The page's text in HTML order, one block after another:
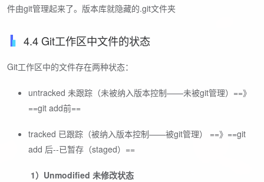
件由git管理起来了。版本库就隐藏的.git文件夹
4.4 Git工作区中文件的状态
Git工作区中的文件存在两种状态：
untracked 未跟踪（未被纳入版本控制——未被git管理）==》
==git add前==
tracked 已跟踪（被纳入版本控制——被git管理） ==》==git
add 后--已暂存（staged）==
1）Unmodified 未修改状态